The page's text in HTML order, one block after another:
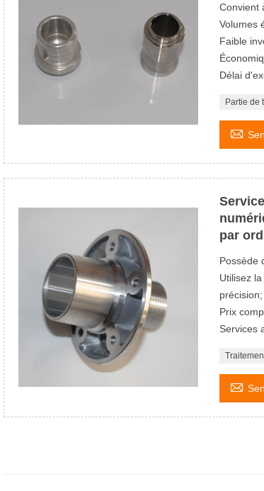
Convient
Volumes
Faible
Délai
Partie de

par
Possède
Utilisez
précision;
Prix
Services
